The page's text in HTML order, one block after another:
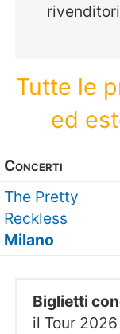
Tutte le
ed
Concerti
The Pretty
Reckless
Milano
Biglietti
il Tour